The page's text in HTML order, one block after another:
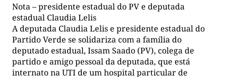
Nota – presidente estadual do PV e deputada
estadual Claudia Lelis
A deputada Claudia Lelis e presidente estadual do
Partido Verde se solidariza com a família do
deputado estadual, Issam Saado (PV), colega de
partido e amigo pessoal da deputada, que está
internato na UTI de um hospital particular de